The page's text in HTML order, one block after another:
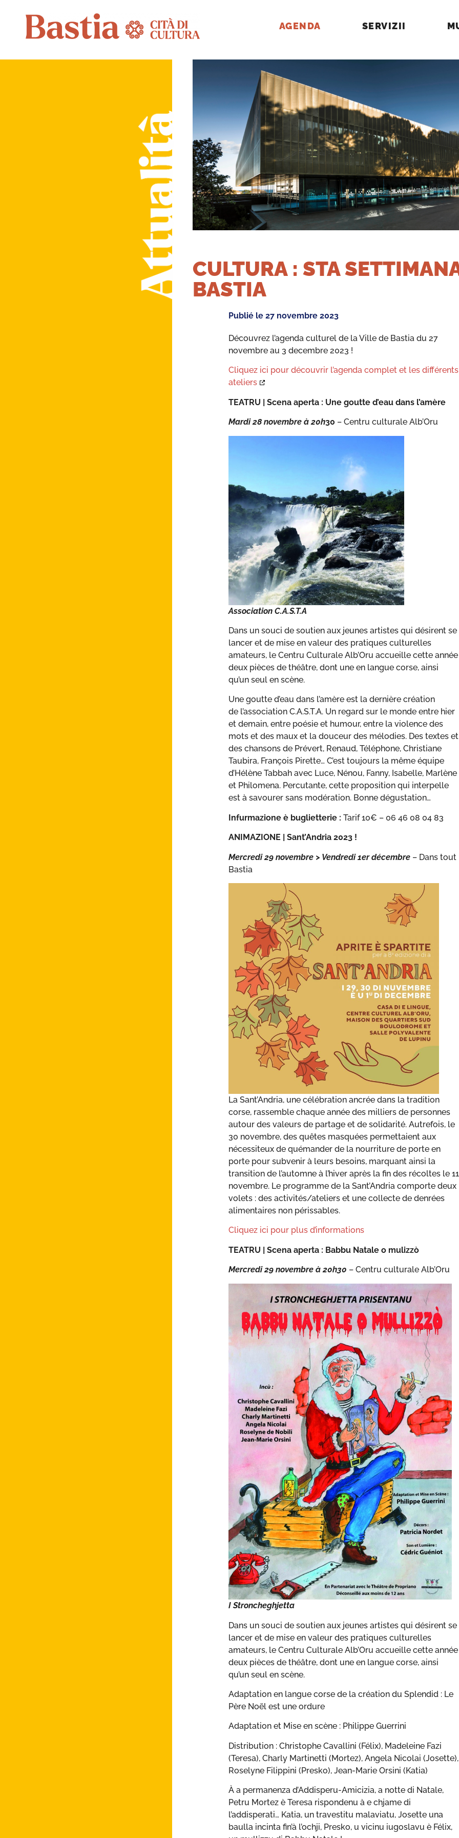
AGENDA SERVIZII
CULTURA : STA
BASTIA
Publié le 27 novembre 2023
Découvrez l’agenda culturel de la Ville de Bastia du 27
novembre au 3 decembre 2023 !
Cliquez ici pour découvrir l’agenda complet et les différents
ateliers
TEATRU | Scena aperta : Une goutte d’eau dans l’amère
Mardi 28 novembre à 20h30 – Centru culturale Alb’Oru
Association C.A.S.T.A
Dans un souci de soutien aux jeunes artistes qui désirent se
lancer et de mise en valeur des pratiques culturelles
amateurs, le Centru Culturale Alb’Oru accueille cette année
deux pièces de théâtre, dont une en langue corse, ainsi
qu’un seul en scène.
Une goutte d’eau dans l’amère est la dernière création
de l’association C.A.S.T.A. Un regard sur le monde entre hier
et demain, entre poésie et humour, entre la violence des
mots et des maux et la douceur des mélodies. Des textes et
des chansons de Prévert, Renaud, Téléphone, Christiane
Taubira, François Pirette… C’est toujours la même équipe
d’Hélène Tabbah avec Luce, Nénou, Fanny, Isabelle, Marlène
et Philomena. Percutante, cette proposition qui interpelle
est à savourer sans modération. Bonne dégustation…
Infurmazione è buglietterie : Tarif 10€ – 06 46 08 04 83
ANIMAZIONE | Sant’Andria 2023 !
Mercredi 29 novembre > Vendredi 1erdécembre – Dans tout
Bastia
La Sant’Andria, une célébration ancrée dans la tradition
corse, rassemble chaque année des milliers de personnes
autour des valeurs de partage et de solidarité. Autrefois, le
30 novembre, des quêtes masquées permettaient aux
nécessiteux de quémander de la nourriture de porte en
porte pour subvenir à leurs besoins, marquant ainsi la
transition de l’automne à l’hiver après la fin des récoltes le 11
novembre. Le programme de la Sant’Andria comporte deux
volets : des activités/ateliers et une collecte de denrées
alimentaires non périssables.
Cliquez ici pour plus d’informations
TEATRU | Scena aperta : Babbu Natale o mulizzò
Mercredi 29 novembre à 20h30 – Centru culturale Alb’Oru
I Stroncheghjetta
Dans un souci de soutien aux jeunes artistes qui désirent se
lancer et de mise en valeur des pratiques culturelles
amateurs, le Centru Culturale Alb’Oru accueille cette année
deux pièces de théâtre, dont une en langue corse, ainsi
qu’un seul en scène.
Adaptation en langue corse de la création du Splendid : Le
Père Noël est une ordure
Adaptation et Mise en scène : Philippe Guerrini
Distribution : Christophe Cavallini (Félix), Madeleine Fazi
(Teresa), Charly Martinetti (Mortez), Angela Nicolai (Josette),
Roselyne Filippini (Presko), Jean-Marie Orsini (Katia)
À a permanenza d’Addisperu-Amicizia, a notte di Natale,
Petru Mortez è Teresa rispondenu à e chjame di
l’addisperati… Katia, un travestitu malaviatu, Josette una
baulla incinta fin’à l’ochji, Presko, u vicinu iugoslavu è Félix,